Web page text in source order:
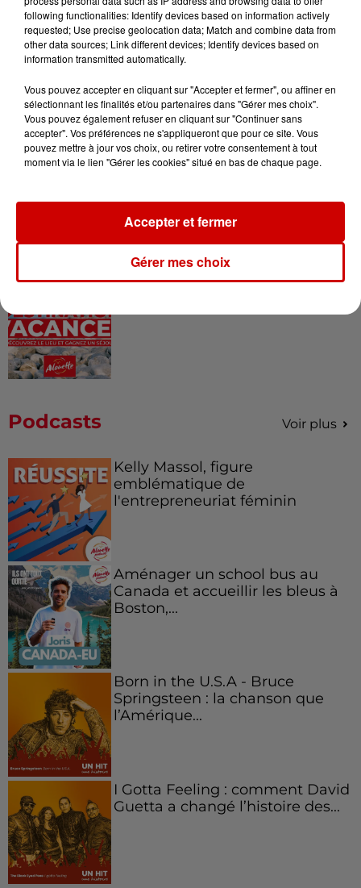
Le Duel - Gagnez vos entrées
pour l'un des zoos de nos
régions !
Destination Vacances : inscrivez-
Podcasts Voir plus
Kelly Massol, figure
emblématique de
l'entrepreneuriat féminin
Aménager un school bus au
Canada et accueillir les bleus à
Boston,...
Born in the U.S.A - Bruce
Springsteen : la chanson que
l’Amérique...
I Gotta Feeling : comment David
Guetta a changé l’histoire des...
following functionalities: Identify devices based on information actively
requested; Use precise geolocation data; Match and combine data from
other data sources; Link different devices; Identify devices based on
information transmitted automatically.
Vous pouvez accepter en cliquant sur "Accepter et fermer", ou affiner en
sélectionnant les finalités et/ou partenaires dans "Gérer mes choix".
Vous pouvez également refuser en cliquant sur "Continuer sans
accepter". Vos préférences ne s'appliqueront que pour ce site. Vous
pouvez mettre à jour vos choix, ou retirer votre consentement à tout
moment via le lien "Gérer les cookies" situé en bas de chaque page.
Gérer mes choix
Accepter et fermer